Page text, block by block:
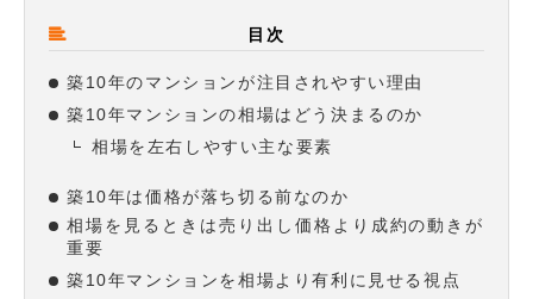
目次
築10年のマンションが注目されやすい理由
築10年マンションの相場はどう決まるのか
相場を左右しやすい主な要素
築10年は価格が落ち切る前なのか
相場を見るときは売り出し価格より成約の動きが
重要
築10年マンションを相場より有利に見せる視点